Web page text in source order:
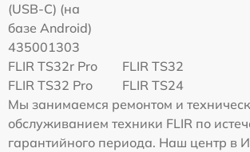
(USB-C) (на
базе Android)
435001303
FLIR TS32r Pro
FLIR TS32
FLIR TS32 Pro
FLIR TS24
Мы занимаемся ремонтом и
обслуживанием техники FLIR по
гарантийного периода. Наш центр в